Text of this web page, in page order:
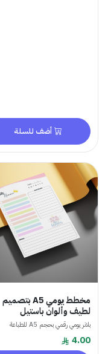
أضف للسلة
مخطط يومي A5 بتصميم
لطيف وألوان باستيل
بلانر يومي رقمي بحجم A5 للطباعة
4.00